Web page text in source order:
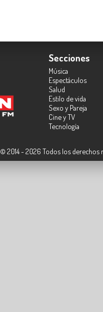
Secciones
Música
Espectáculos
Salud
Estilo de vida
Sexo y Pareja
Cine y TV
Tecnología
© 2014 - 2026 Todos los derechos